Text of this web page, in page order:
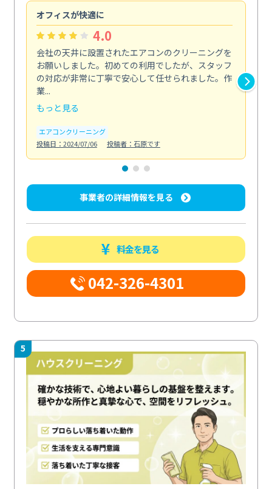
オフィスが快適に
4.0
会社の天井に設置されたエアコンのクリーニングを
お願いしました。初めての利用でしたが、スタッフ
の対応が非常に丁寧で安心して任せられました。作
業...
もっと見る
エアコンクリーニング
投稿日：2024/07/06
投稿者：石原です
事業者の詳細情報を見る
料金を見る
042-326-4301
5